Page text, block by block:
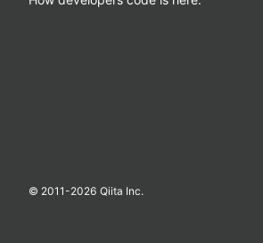
© 2011-2026 Qiita Inc.